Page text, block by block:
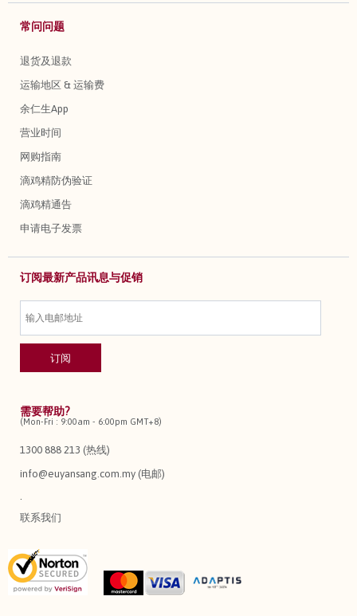
常问问题
退货及退款
运输地区 & 运输费
余仁生App
营业时间
网购指南
滴鸡精防伪验证
滴鸡精通告
申请电子发票
订阅最新产品讯息与促销
需要帮助?
(Mon-Fri : 9:00am - 6:00pm GMT+8)
1300 888 213 (热线)
info@euyansang.com.my (电邮)
联系我们